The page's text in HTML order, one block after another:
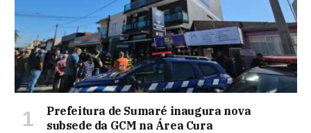
Prefeitura de Sumaré inaugura nova
subsede da GCM na Área Cura